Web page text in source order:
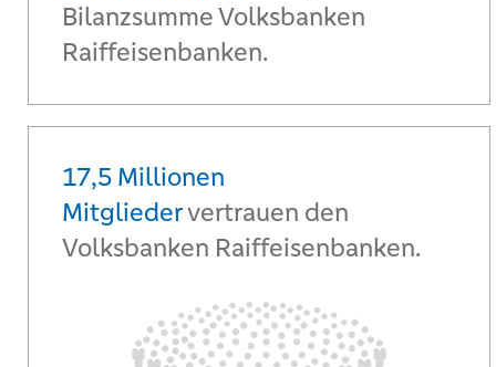
Bilanzsumme Volksbanken
Raiffeisenbanken.
17,5 Millionen
Mitgliedervertrauen den
Volksbanken Raiffeisenbanken.